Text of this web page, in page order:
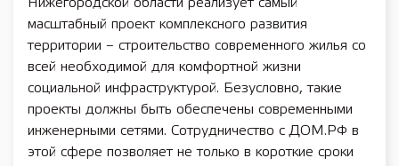
Нижегородской области реализует самый
масштабный проект комплексного развития
территории – строительство современного жилья со
всей необходимой для комфортной жизни
социальной инфраструктурой. Безусловно, такие
проекты должны быть обеспечены современными
инженерными сетями. Сотрудничество с ДОМ.РФ в
этой сфере позволяет не только в короткие сроки